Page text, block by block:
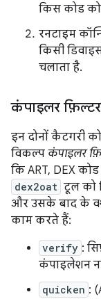
किस कोड
रनटाइम
किसी
चलाता है.
कंपाइलर फ़िल्टर
इन दोनों कैटगरी
विकल्प कंपाइलर
कि ART, DEX
dex2oat टूल को
और उसके बाद के
काम करते हैं:
verify :
कंपाइलेशन
quicken :